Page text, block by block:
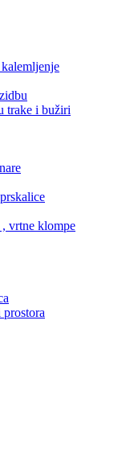
trake i bužiri
vrtne klompe
prostora